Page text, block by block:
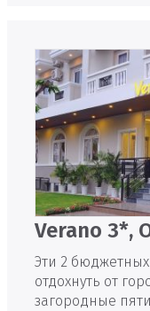
Verano 3*,
Эти 2 бюджетных
отдохнуть от
загородные